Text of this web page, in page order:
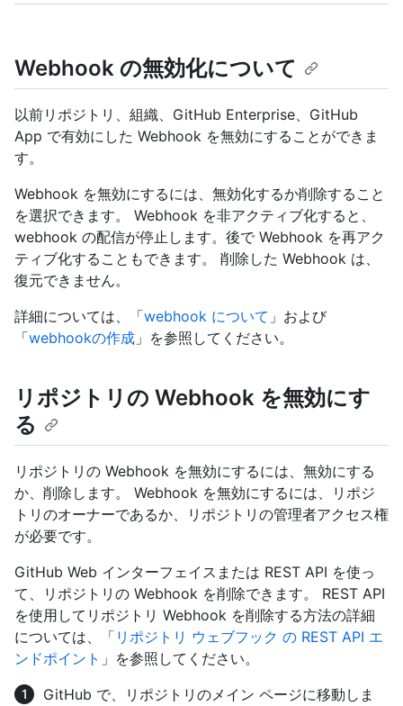
Webhook の無効化について
以前リポジトリ、組織、GitHub Enterprise、GitHub
App で有効にした Webhook を無効にすることができま
す。
Webhook を無効にするには、無効化するか削除すること
を選択できます。 Webhook を非アクティブ化すると、
webhook の配信が停止します。後で Webhook を再アク
ティブ化することもできます。 削除した Webhook は、
復元できません。
詳細については、「webhook について 」および
「webhookの作成 」を参照してください。
リポジトリの Webhook を無効にす
る
リポジトリの Webhook を無効にするには、無効にする
か、削除します。 Webhook を無効にするには、リポジ
トリのオーナーであるか、リポジトリの管理者アクセス権
が必要です。
GitHub Web インターフェイスまたは REST API を使っ
て、リポジトリの Webhook を削除できます。 REST API
を使用してリポジトリ Webhook を削除する方法の詳細
については、「 リポジトリ ウェブフック の REST API エ
ンドポイント 」を参照してください。
GitHub で、リポジトリのメイン ページに移動しま